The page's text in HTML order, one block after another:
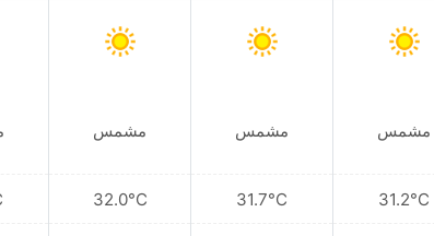
مشمس
31.2°C
مشمس
31.7°C
مشمس
32.0°C